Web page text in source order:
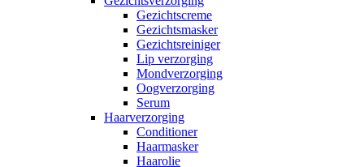
Gezichtscreme
Gezichtsmasker
Gezichtsreiniger
Lip verzorging
Mondverzorging
Oogverzorging
Serum
Haarverzorging
Conditioner
Haarmasker
Haarolie